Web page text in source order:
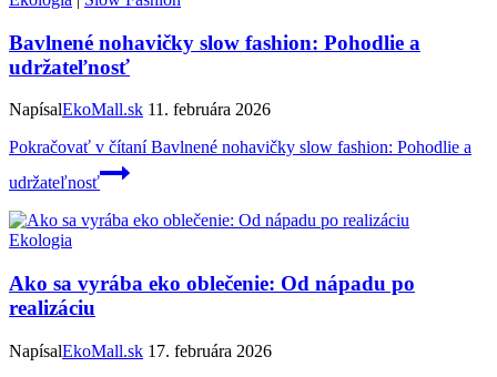
Bavlnené nohavičky slow fashion: Pohodlie a
udržateľnosť
NapísalEkoMall.sk 11. februára 2026
Pokračovať v čítaníBavlnené nohavičky slow fashion: Pohodlie a
udržateľnosť
Ekologia
Ako sa vyrába eko oblečenie: Od nápadu po
realizáciu
NapísalEkoMall.sk 17. februára 2026